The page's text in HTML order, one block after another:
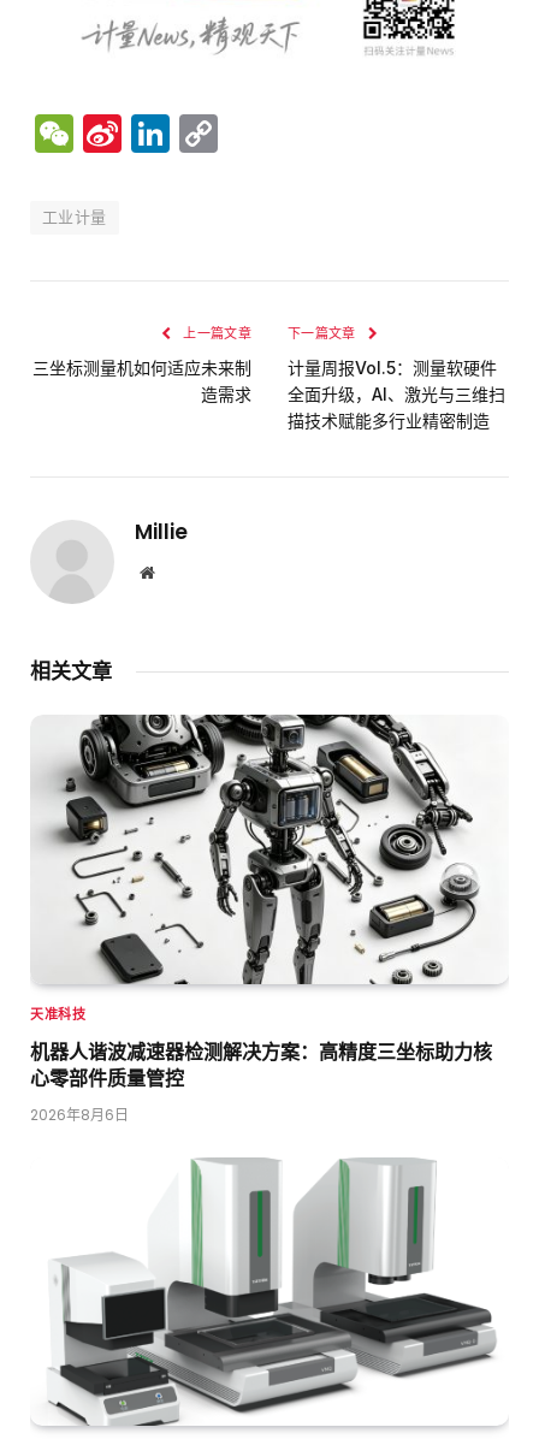
WeChat
Sina
Weibo
LinkedIn
工业计量
上一篇文章
三坐标测量机如何适应未来制
造需求
下一篇文章
计量周报Vol.5：测量软硬件
全面升级，AI、激光与三维扫
描技术赋能多行业精密制造
Millie
网
相关文章
天准科技
机器人谐波减速器检测解决方案：高精度三坐标助力核
心零部件质量管控
2026年8月6日